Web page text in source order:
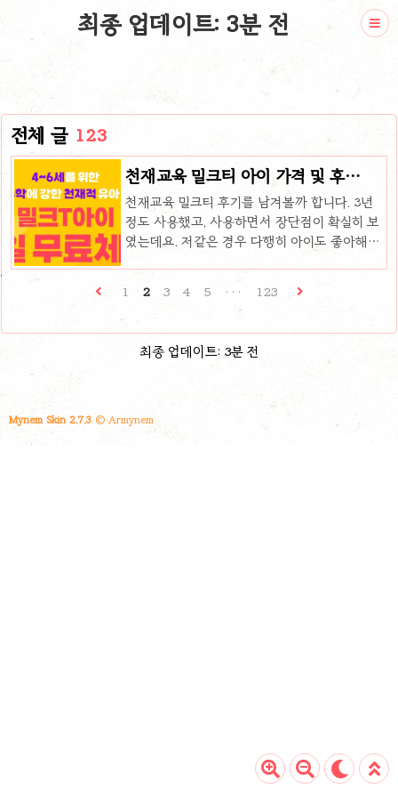
최종 업데이트: 3분 전
전체 글 123
천재교육 밀크티 아이 가격 및 후
기(3년 사용 및 아이의 변화)
천재교육 밀크티 후기를 남겨볼까 합니다. 3년
정도 사용했고, 사용하면서 장단점이 확실히 보
였는데요. 저같은 경우 다행히 아이도 좋아해서
어요. 천재교육 밀크티 종류 천재교육 밀크티는
티 초등(7~13세) 밀크티 중등(14~16세) 밀크티
고등(17~19세) 자녀의 나이에 따라서 고등학교
수 있는 것이죠. 제가 진행했던 건 밀크T 아이였
습니다. 참고로 밀크티는 무료체험이 가능합니
1 2 3 4 5 ··· 123
최종 업데이트: 3분 전
Mynem Skin 2.7.3 © Armynem